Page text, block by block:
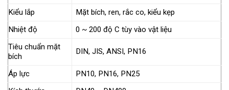
Kiểu lắp
Mặt bích, ren, rắc co, kiểu kẹp
Nhiệt độ
0 ~ 200 độ C tùy vào vật liệu
Tiêu chuẩn mặt
bích
DIN, JIS, ANSI, PN16
Áp lực
PN10, PN16, PN25